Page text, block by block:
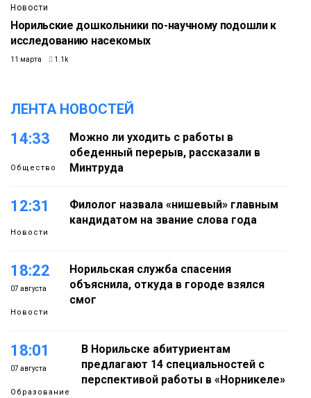
Новости
Норильские дошкольники по-научному подошли к
исследованию насекомых
11 марта 1.1k
ЛЕНТА НОВОСТЕЙ
14:33
Общество
Можно ли уходить с работы в
обеденный перерыв, рассказали в
Минтруда
12:31
Новости
Филолог назвала «нишевый» главным
кандидатом на звание слова года
18:22
07 августа
Новости
Норильская служба спасения
объяснила, откуда в городе взялся
смог
18:01
07 августа
Образование
В Норильске абитуриентам
предлагают 14 специальностей с
перспективой работы в «Норникеле»